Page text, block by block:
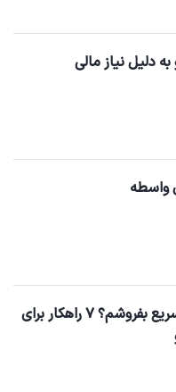
دلیل نیاز مالی
واسطه
چگونه ماشینم را سریع بفروشم؟ ۷ راهکار برای